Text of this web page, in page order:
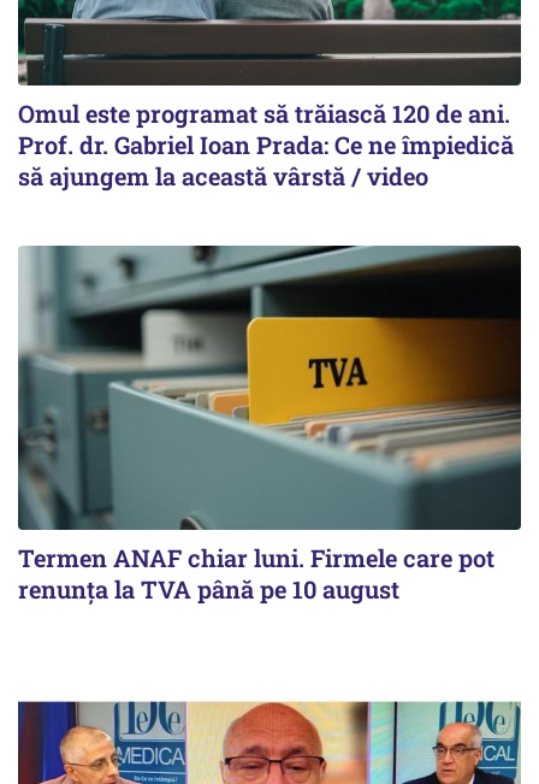
Omul este programat să trăiască 120 de ani.
Prof. dr. Gabriel Ioan Prada: Ce ne împiedică
să ajungem la această vârstă / video
Termen ANAF chiar luni. Firmele care pot
renunța la TVA până pe 10 august